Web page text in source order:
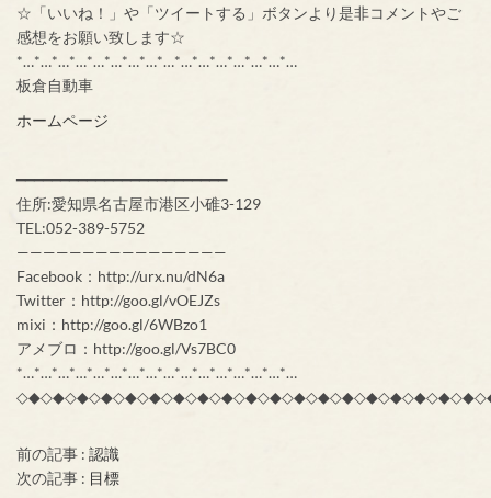
☆「いいね！」や「ツイートする」ボタンより是非コメントやご
感想をお願い致します☆
*…*…*…*…*…*…*…*…*…*…*…*…*…*…*…*…
板倉自動車
ホームページ
━━━━━━━━━━━━━━━━━━━━━━━━
住所:愛知県名古屋市港区小碓3-129
TEL:052-389-5752
————————————————
Facebook：http://urx.nu/dN6a
Twitter：http://goo.gl/vOEJZs
mixi：http://goo.gl/6WBzo1
アメブロ：http://goo.gl/Vs7BC0
*…*…*…*…*…*…*…*…*…*…*…*…*…*…*…*…
前の記事 : 認識
次の記事 : 目標